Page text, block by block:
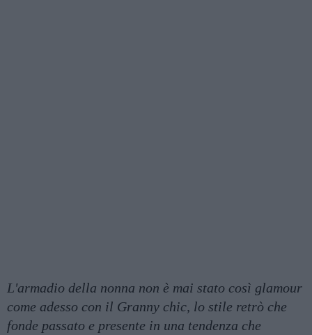
L'armadio della nonna non è mai stato così glamour
come adesso con il Granny chic, lo stile retrò che
fonde passato e presente in una tendenza che